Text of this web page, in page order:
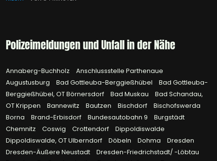
Polizeimeldungen und Unfall in der Nähe
Annaberg-Buchholz
Anschlussstelle Parthenaue
Augustusburg
Bad Gottleuba-Berggießhübel
Bad Gottleuba-
Berggießhübel, OT Börnersdorf
Bad Muskau
Bad Schandau,
OT Krippen
Bannewitz Bautzen Bischdorf
Bischofswerda
Borna
Brand-Erbisdorf Bundesautobahn 9
Burgstädt
Chemnitz
Coswig Crottendorf
Dippoldiswalde
Dippoldiswalde, OT Ulberndorf
Döbeln Dohma
Dresden
Dresden-Äußere Neustadt
Dresden-Friedrichstadt/ -Löbtau